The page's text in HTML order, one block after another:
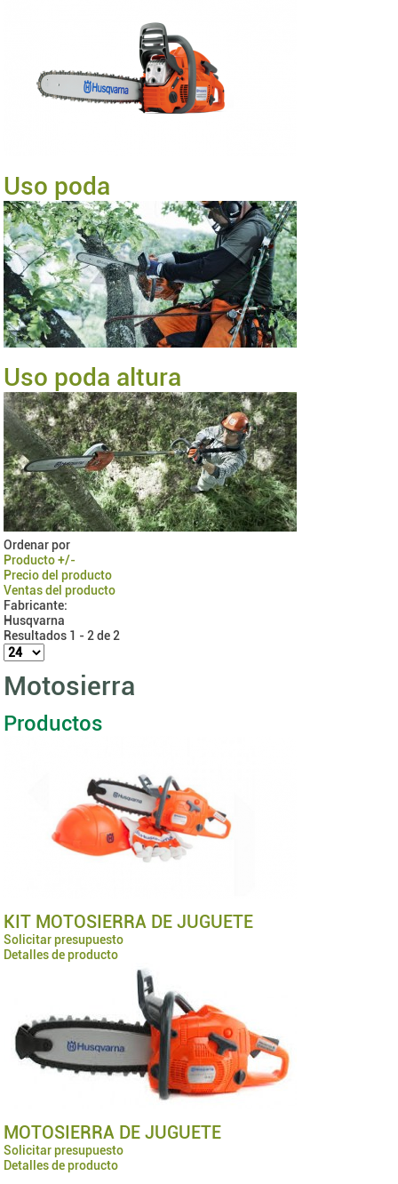
Uso poda
Uso poda altura
Ordenar por
Producto +/-
Precio del producto
Ventas del producto
Fabricante:
Husqvarna
Resultados 1 - 2 de 2
Motosierra
Productos
KIT MOTOSIERRA DE JUGUETE
Solicitar presupuesto
Detalles de producto
MOTOSIERRA DE JUGUETE
Solicitar presupuesto
Detalles de producto